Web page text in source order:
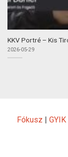
KKV Portré – Kis
2026-05-29
Fókusz GYIK